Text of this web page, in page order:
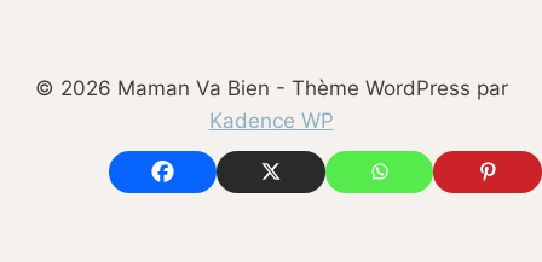
© 2026 Maman Va Bien - Thème WordPress par
Kadence WP